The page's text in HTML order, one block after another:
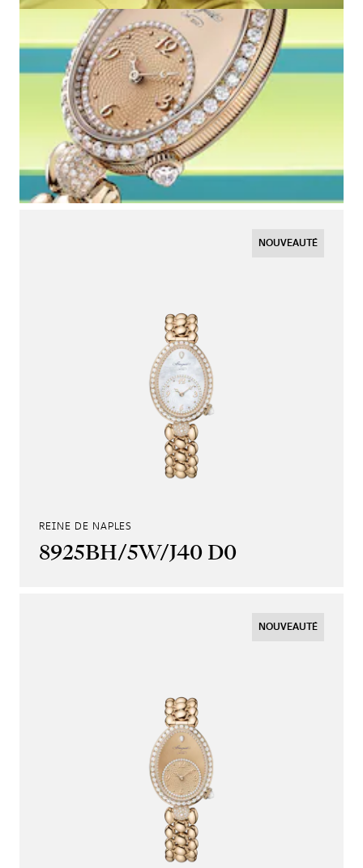
REINE DE NAPLES
8925BH/5W/J40 D0
NOUVEAUTÉ
NOUVEAUTÉ